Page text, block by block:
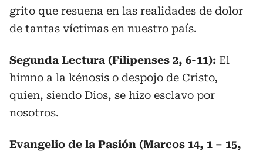
grito que resuena en las realidades de dolor
de tantas víctimas en nuestro país.
Segunda Lectura (Filipenses 2, 6-11): El
himno a la kénosis o despojo de Cristo,
quien, siendo Dios, se hizo esclavo por
nosotros.
Evangelio de la Pasión (Marcos 14, 1 – 15,